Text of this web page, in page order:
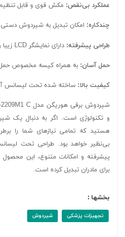
عملکرد بی‌نقص: مکش قوی و قابل تنظیم
چندکاره: امکان تبدیل به شیردوش دستی
طراحی پیشرفته: دارای نمایشگر LCD زیبا و باتری قابل شارژ
حمل آسان: به همراه کیسه مخصوص
کیفیت بالا: ساخته شده تحت لیسانس
و تکنولوژی است. اگر به دنبال یک
هستید که تمامی نیازهای شما را
بی‌نظیر خواهد بود. طراحی تحت لیسانس
پیشرفته و امکانات متنوع، این محصول
برای مادران تبدیل کرده است.
بخشها :
تجهیزات پزشکی شیردوش